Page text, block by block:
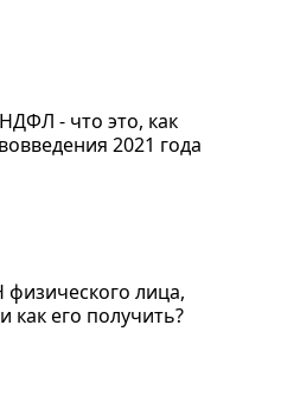
- что это, как
2021 года
лица,
как его получить?